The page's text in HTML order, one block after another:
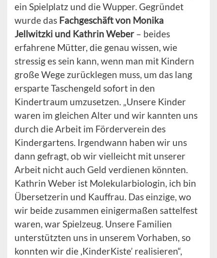
ein Spielplatz und die Wupper. Gegründet
wurde das Fachgeschäft von Monika
Jellwitzki und Kathrin Weber – beides
erfahrene Mütter, die genau wissen, wie
stressig es sein kann, wenn man mit Kindern
große Wege zurücklegen muss, um das lang
ersparte Taschengeld sofort in den
Kindertraum umzusetzen. „Unsere Kinder
waren im gleichen Alter und wir kannten uns
durch die Arbeit im Förderverein des
Kindergartens. Irgendwann haben wir uns
dann gefragt, ob wir vielleicht mit unserer
Arbeit nicht auch Geld verdienen könnten.
Kathrin Weber ist Molekularbiologin, ich bin
Übersetzerin und Kauffrau. Das einzige, wo
wir beide zusammen einigermaßen sattelfest
waren, war Spielzeug. Unsere Familien
unterstützten uns in unserem Vorhaben, so
konnten wir die ,KinderKiste’ realisieren“,